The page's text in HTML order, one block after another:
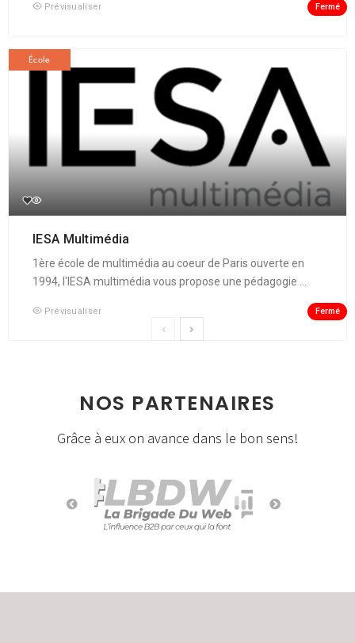
Prévisualiser Fermé
École
IESA Multimédia
1ère école de multimédia au coeur de Paris ouverte en
1994, l'IESA multimédia vous propose une pédagogie ...
Prévisualiser Fermé
NOS PARTENAIRES
Grâce à eux on avance dans le bon sens!